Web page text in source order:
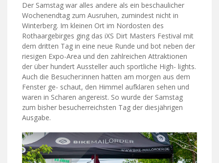
Der Samstag war alles andere als ein beschaulicher
Wochenendtag zum Ausruhen, zumindest nicht in
Winterberg. Im kleinen Ort im Nordosten des
Rothaargebirges ging das iXS Dirt Masters Festival mit
dem dritten Tag in eine neue Runde und bot neben der
riesigen Expo-Area und den zahlreichen Attraktionen
der über hundert Aussteller auch sportliche High- lights.
Auch die Besucher:innen hatten am morgen aus dem
Fenster ge- schaut, den Himmel aufklaren sehen und
waren in Scharen angereist. So wurde der Samstag
zum bisher besucherreichsten Tag der diesjährigen
Ausgabe.